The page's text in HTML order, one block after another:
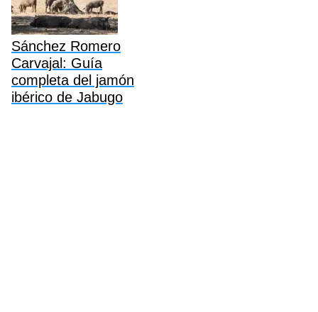
Sánchez Romero
Carvajal: Guía
completa del jamón
ibérico de Jabugo